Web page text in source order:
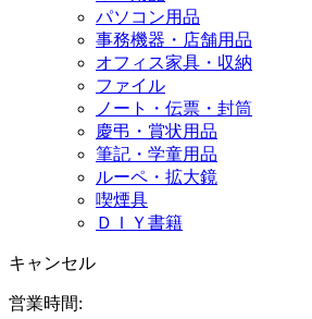
パソコン用品
事務機器・店舗用品
オフィス家具・収納
ファイル
ノート・伝票・封筒
慶弔・賞状用品
筆記・学童用品
ルーペ・拡大鏡
喫煙具
ＤＩＹ書籍
キャンセル
営業時間: